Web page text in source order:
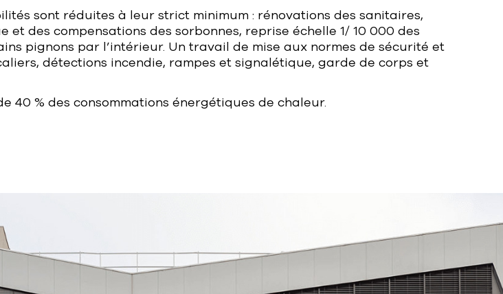
sont réduites à leur strict minimum : rénovations des sanitaires,
des compensations des sorbonnes, reprise échelle 1/ 10 000 des
pignons par l’intérieur. Un travail de mise aux normes de sécurité et
détections incendie, rampes et signalétique, garde de corps et
% des consommations énergétiques de chaleur.